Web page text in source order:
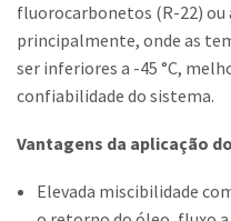
fluorocarbonetos (R-22) ou
principalmente, onde as
ser inferiores a -45 °C,
confiabilidade do sistema.
Vantagens da aplicação do
Elevada miscibilidade